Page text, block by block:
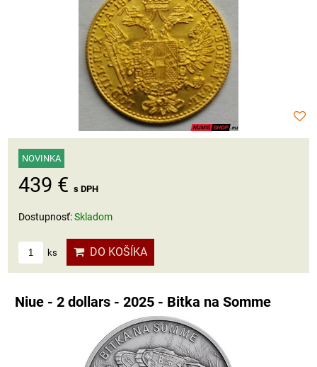
NOVINKA
439 € s DPH
Dostupnosť:Skladom
ks DO KOŠÍKA
Niue - 2 dollars - 2025 - Bitka na Somme